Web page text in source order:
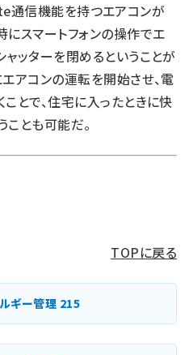
通信機能を持つエアコンが
スマートフォンの操作でエ
ッターを閉めるということが
アコンの運転を開始させ、電
とで、住宅に入ったときに快
とも可能だ。
TOPに戻る
ギー管理 215